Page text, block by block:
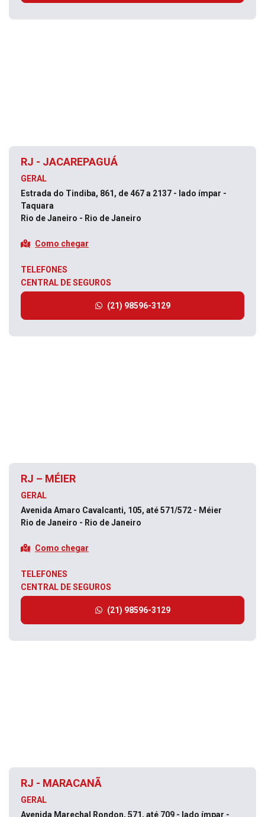
RJ - JACAREPAGUÁ
GERAL
Estrada do Tindiba, 861, de 467 a 2137 - lado ímpar -
Taquara
Rio de Janeiro - Rio de Janeiro
Como chegar
TELEFONES
CENTRAL DE SEGUROS
(21) 98596-3129
RJ – MÉIER
GERAL
Avenida Amaro Cavalcanti, 105, até 571/572 - Méier
Rio de Janeiro - Rio de Janeiro
Como chegar
TELEFONES
CENTRAL DE SEGUROS
(21) 98596-3129
RJ - MARACANÃ
GERAL
Avenida Marechal Rondon, 571, até 709 - lado ímpar -